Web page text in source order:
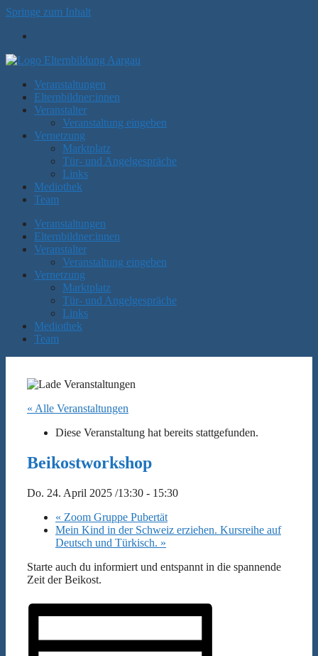
Springe zum Inhalt
Veranstaltungen
Elternbildner:innen
Veranstalter
Veranstaltung eingeben
Vernetzung
Marktplatz
Tür- und Angelgespräche
Links
Mediothek
Team
Veranstaltungen
Elternbildner:innen
Veranstalter
Veranstaltung eingeben
Vernetzung
Marktplatz
Tür- und Angelgespräche
Links
Mediothek
Team
« Alle Veranstaltungen
Diese Veranstaltung hat bereits stattgefunden.
Beikostworkshop
Do. 24. April 2025 /13:30 - 15:30
« Zoom Gruppe Pubertät
Mein Kind in der Schweiz erziehen. Kursreihe auf
Deutsch und Türkisch. »
Starte auch du informiert und entspannt in die spannende
Zeit der Beikost.